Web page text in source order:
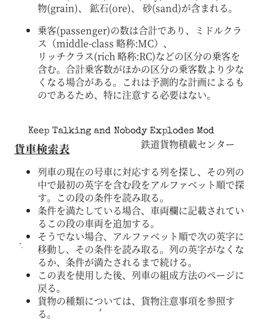
物(grain)、 鉱石(ore)、 砂(sand)が含まれる。
乗客(passenger)の数は合計であり、ミドルクラ
ス（middle-class 略称:MC）、
リッチクラス(rich 略称:RC)などの区分の乗客を
含む。合計乗客数がほかの区分の乗客数より少な
くなる場合がある。これは予測的な計画によるも
のであるため、特に注意する必要はない。
Keep Talking and Nobody Explodes Mod
鉄道貨物積載センター
貨車検索表
列車の現在の号車に対応する列を探し、その列の
中で最初の英字を含む段をアルファベット順で探
す。この段の条件を読み取る。
条件を満たしている場合、車両欄に記載されてい
るこの段の車両を追加する。
そうでない場合、アルファベット順で次の英字に
移動し、その条件を読み取る。列の英字がなくな
るか、条件が満たされるまで続ける。
この表を使用した後、列車の組成方法のページに
戻る。
貨物の種類については、貨物注意事項を参照す
る。